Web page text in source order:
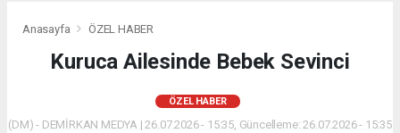
Anasayfa ÖZEL HABER
Kuruca Ailesinde Bebek Sevinci
ÖZEL HABER
(DM) - DEMİRKAN MEDYA | 26.07.2026 - 15:35, Güncelleme: 26.07.2026 - 15:35